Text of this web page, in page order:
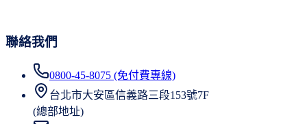
聯絡我們
0800-45-8075 (免付費專線)
台北市大安區信義路三段153號7F
(總部地址)